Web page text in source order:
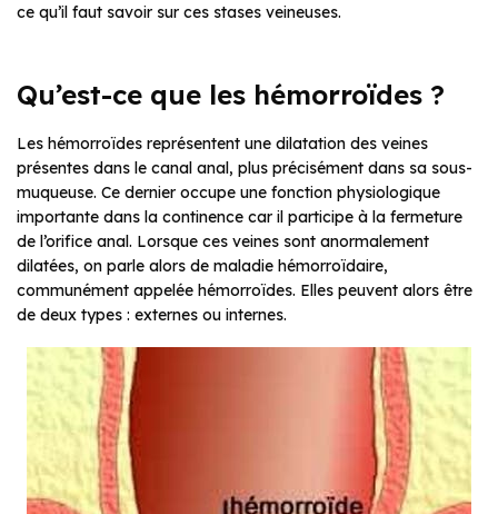
ce qu’il faut savoir sur ces stases veineuses.
Qu’est-ce que les hémorroïdes ?
Les hémorroïdes représentent une dilatation des veines
présentes dans le canal anal, plus précisément dans sa sous-
muqueuse. Ce dernier occupe une fonction physiologique
importante dans la continence car il participe à la fermeture
de l’orifice anal. Lorsque ces veines sont anormalement
dilatées, on parle alors de maladie hémorroïdaire,
communément appelée hémorroïdes. Elles peuvent alors être
de deux types : externes ou internes.